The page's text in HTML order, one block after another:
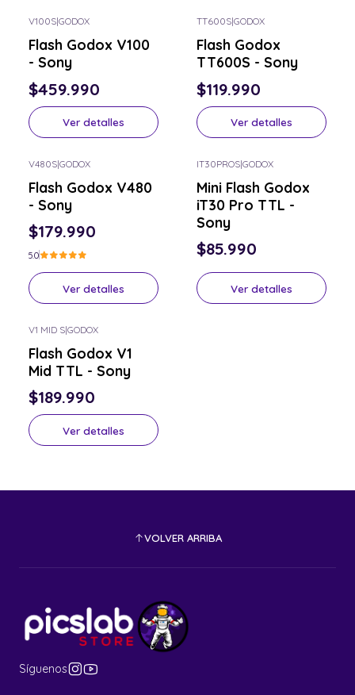
V100S|GODOX
Flash Godox V100
- Sony
$459.990
Ver detalles
TT600S|GODOX
Flash Godox
TT600S - Sony
$119.990
Ver detalles
V480S|GODOX
Flash Godox V480
- Sony
$179.990
5.0
Ver detalles
IT30PROS|GODOX
Mini Flash Godox
iT30 Pro TTL -
Sony
$85.990
Ver detalles
V1 MID S|GODOX
Flash Godox V1
Mid TTL - Sony
$189.990
Ver detalles
VOLVER ARRIBA
Síguenos